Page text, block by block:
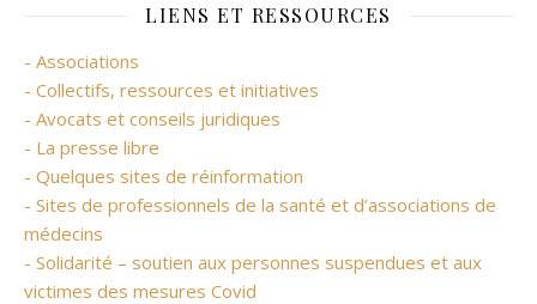
LIENS ET RESSOURCES
- Associations
- Collectifs, ressources et initiatives
- Avocats et conseils juridiques
- La presse libre
- Quelques sites de réinformation
- Sites de professionnels de la santé et d’associations de
médecins
- Solidarité – soutien aux personnes suspendues et aux
victimes des mesures Covid